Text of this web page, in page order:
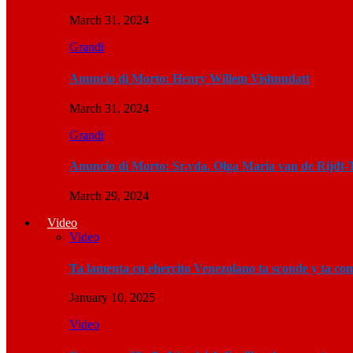
March 31, 2024
Grandi
Anuncio di Morto: Henry Willem Vishnudatt
March 31, 2024
Grandi
Anuncio di Morto: Sr.vda. Olga Maria van de Rijdt-
March 29, 2024
Video
Video
Ta lamenta cu ehercito Venezolano ta sconde y ta
January 10, 2025
Video